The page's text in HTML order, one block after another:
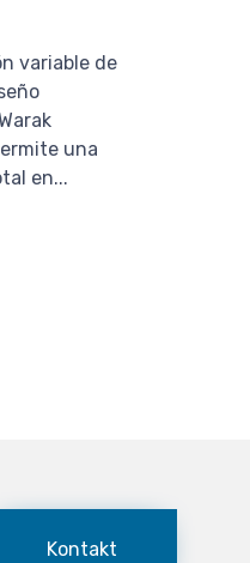
variable de
una
en...
Kontakt